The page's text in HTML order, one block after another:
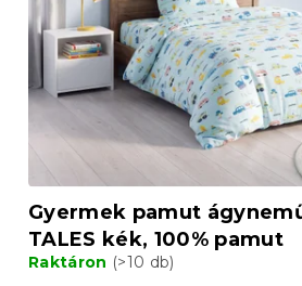
Gyermek pamut ágynemű
TALES kék, 100% pamut
Raktáron (>10 db)